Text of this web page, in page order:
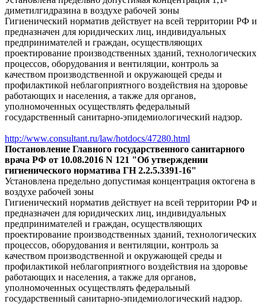
диметилгидразина в воздухе рабочей зоны
Гигиенический норматив действует на всей территории РФ и
предназначен для юридических лиц, индивидуальных
предпринимателей и граждан, осуществляющих
проектирование производственных зданий, технологических
процессов, оборудования и вентиляции, контроль за
качеством производственной и окружающей среды и
профилактикой неблагоприятного воздействия на здоровье
работающих и населения, а также для органов,
уполномоченных осуществлять федеральный
государственный санитарно-эпидемиологический надзор.
http://www.consultant.ru/law/hotdocs/47280.html
Постановление Главного государственного санитарного
врача РФ от 10.08.2016 N 121 "Об утверждении
гигиенического норматива ГН 2.2.5.3391-16"
Установлена предельно допустимая концентрация октогена в
воздухе рабочей зоны
Гигиенический норматив действует на всей территории РФ и
предназначен для юридических лиц, индивидуальных
предпринимателей и граждан, осуществляющих
проектирование производственных зданий, технологических
процессов, оборудования и вентиляции, контроль за
качеством производственной и окружающей среды и
профилактикой неблагоприятного воздействия на здоровье
работающих и населения, а также для органов,
уполномоченных осуществлять федеральный
государственный санитарно-эпидемиологический надзор.